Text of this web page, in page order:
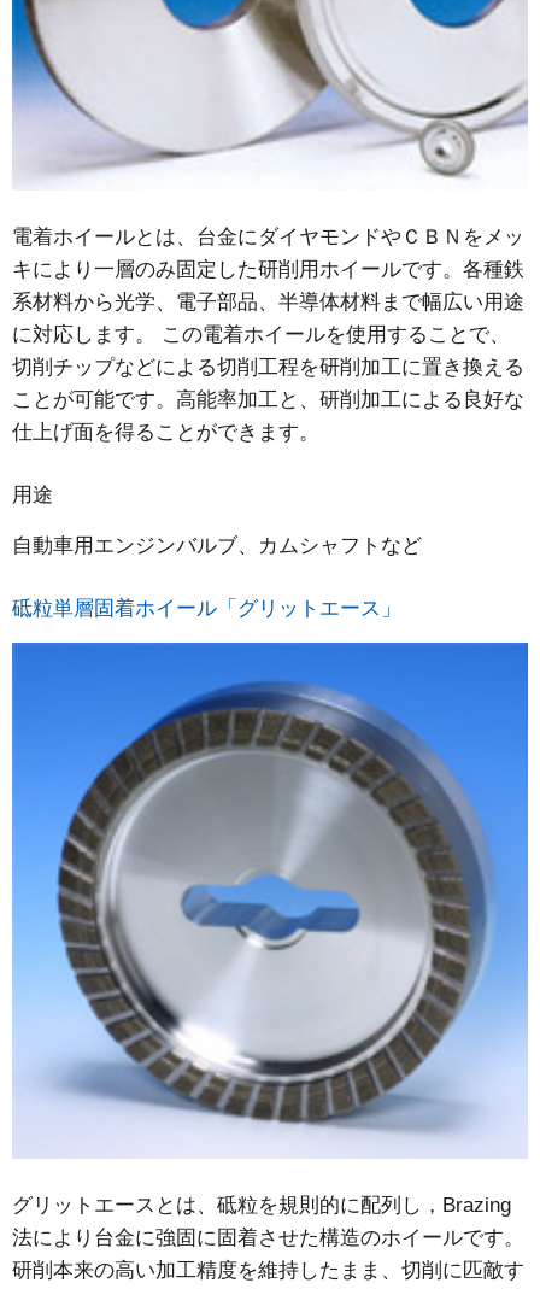
電着ホイールとは、台金にダイヤモンドやＣＢＮをメッ
キにより一層のみ固定した研削用ホイールです。各種鉄
系材料から光学、電子部品、半導体材料まで幅広い用途
に対応します。 この電着ホイールを使用することで、
切削チップなどによる切削工程を研削加工に置き換える
ことが可能です。高能率加工と、研削加工による良好な
仕上げ面を得ることができます。
用途
自動車用エンジンバルブ、カムシャフトなど
砥粒単層固着ホイール「グリットエース」
グリットエースとは、砥粒を規則的に配列し，Brazing
法により台金に強固に固着させた構造のホイールです。
研削本来の高い加工精度を維持したまま、切削に匹敵す